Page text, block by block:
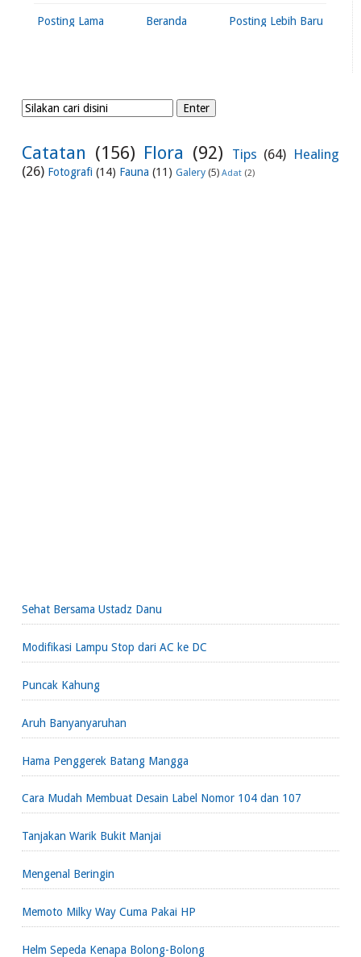
Posting Lebih Baru
Posting Lama Beranda
Catatan (156) Flora (92) Tips (64) Healing
(26) Fotografi (14) Fauna (11) Galery (5) Adat (2)
Sehat Bersama Ustadz Danu
Modifikasi Lampu Stop dari AC ke DC
Puncak Kahung
Aruh Banyanyaruhan
Hama Penggerek Batang Mangga
Cara Mudah Membuat Desain Label Nomor 104 dan 107
Tanjakan Warik Bukit Manjai
Mengenal Beringin
Memoto Milky Way Cuma Pakai HP
Helm Sepeda Kenapa Bolong-Bolong